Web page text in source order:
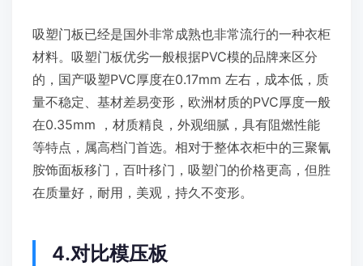
吸塑门板已经是国外非常成熟也非常流行的一种衣柜
材料。吸塑门板优劣一般根据PVC模的品牌来区分
的，国产吸塑PVC厚度在0.17mm 左右，成本低，质
量不稳定、基材差易变形，欧洲材质的PVC厚度一般
在0.35mm ，材质精良，外观细腻，具有阻燃性能
等特点，属高档门首选。相对于整体衣柜中的三聚氰
胺饰面板移门，百叶移门，吸塑门的价格更高，但胜
在质量好，耐用，美观，持久不变形。
4.对比模压板